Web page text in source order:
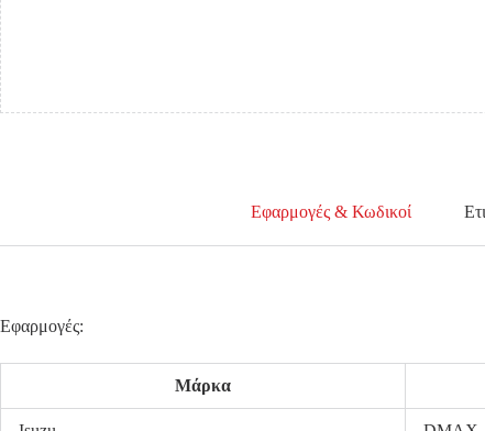
Εφαρμογές & Κωδικοί
Εφαρμογές:
Μάρκα